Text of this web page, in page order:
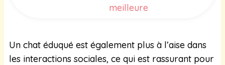
meilleure
Un chat éduqué est également plus à l’aise dans
les interactions sociales, ce qui est rassurant pour